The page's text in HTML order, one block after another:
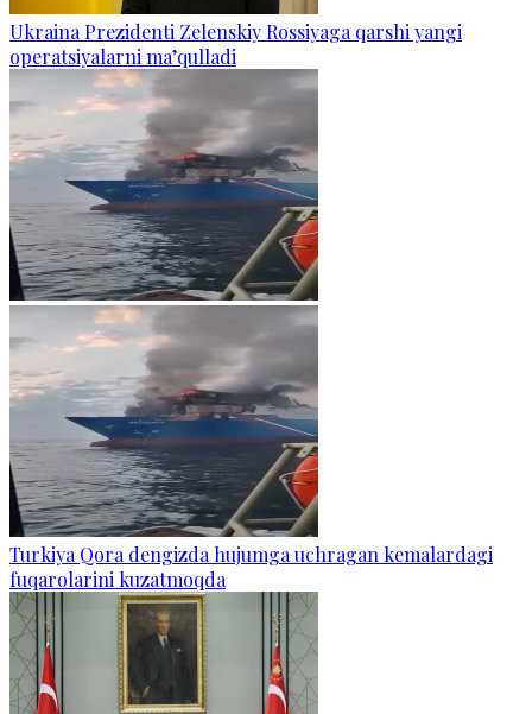
Ukraina Prezidenti Zelenskiy Rossiyaga qarshi yangi
operatsiyalarni ma’qulladi
Turkiya Qora dengizda hujumga uchragan kemalardagi
fuqarolarini kuzatmoqda